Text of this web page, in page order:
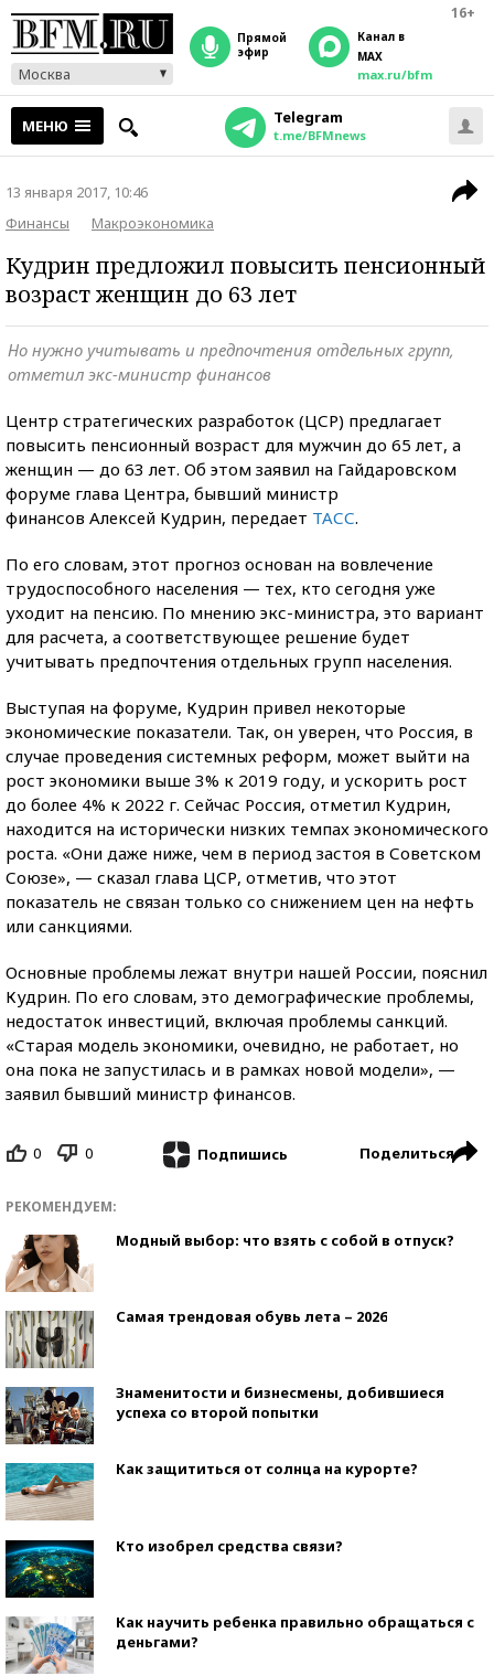
16+
Москва
прямой
эфир
Канал в
MAX
max.ru/bfm
МЕНЮ Telegram
t.me/BFMnews
13 января 2017, 10:46
Финансы
Макроэкономика
Кудрин предложил повысить пенсионный
возраст женщин до 63 лет
Но нужно учитывать и предпочтения отдельных групп,
отметил экс-министр финансов
Центр стратегических разработок (ЦСР) предлагает
повысить пенсионный возраст для мужчин до 65 лет, а
женщин — до 63 лет. Об этом заявил на Гайдаровском
форуме глава Центра, бывший министр
финансов Алексей Кудрин, передает ТАСС.
По его словам, этот прогноз основан на вовлечение
трудоспособного населения — тех, кто сегодня уже
уходит на пенсию. По мнению экс-министра, это вариант
для расчета, а соответствующее решение будет
учитывать предпочтения отдельных групп населения.
Выступая на форуме, Кудрин привел некоторые
экономические показатели. Так, он уверен, что Россия, в
случае проведения системных реформ, может выйти на
рост экономики выше 3% к 2019 году, и ускорить рост
до более 4% к 2022 г. Сейчас Россия, отметил Кудрин,
находится на исторически низких темпах экономического
роста. «Они даже ниже, чем в период застоя в Советском
Союзе», — сказал глава ЦСР, отметив, что этот
показатель не связан только со снижением цен на нефть
или санкциями.
Основные проблемы лежат внутри нашей России, пояснил
Кудрин. По его словам, это демографические проблемы,
недостаток инвестиций, включая проблемы санкций.
«Старая модель экономики, очевидно, не работает, но
она пока не запустилась и в рамках новой модели», —
заявил бывший министр финансов.
0 0 Подпишись Поделиться
РЕКОМЕНДУЕМ:
Модный выбор: что взять с собой в отпуск?
Самая трендовая обувь лета – 2026
Знаменитости и бизнесмены, добившиеся
успеха со второй попытки
Как защититься от солнца на курорте?
Кто изобрел средства связи?
Как научить ребенка правильно обращаться с
деньгами?